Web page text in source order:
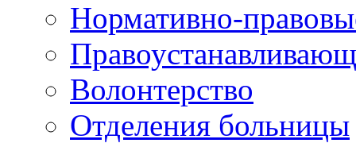
Нормативно-
Волонтерство
Отделения больницы